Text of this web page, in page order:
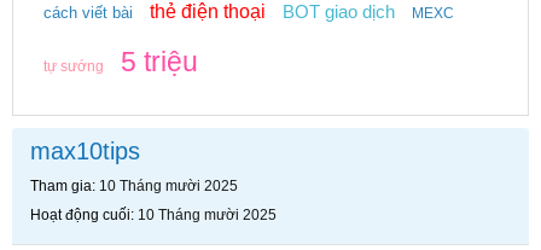
cách viết bài thẻ điện thoại BOT giao dịch MEXC
tự sướng 5 triệu
max10tips
Tham gia 10 Tháng mười 2025
Hoạt động cuối 10 Tháng mười 2025